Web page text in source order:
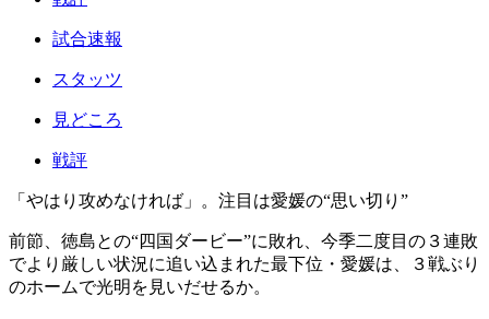
試合速報
スタッツ
見どころ
戦評
「やはり攻めなければ」。注目は愛媛の“思い切り”
前節、徳島との“四国ダービー”に敗れ、今季二度目の３連敗
でより厳しい状況に追い込まれた最下位・愛媛は、３戦ぶり
のホームで光明を見いだせるか。